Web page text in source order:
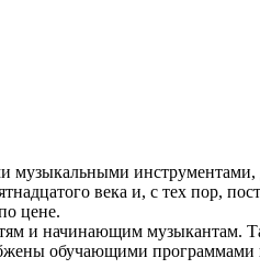
инструментами,
века и, с тех пор,
цене.
и начинающим музыкантам.
обучающими